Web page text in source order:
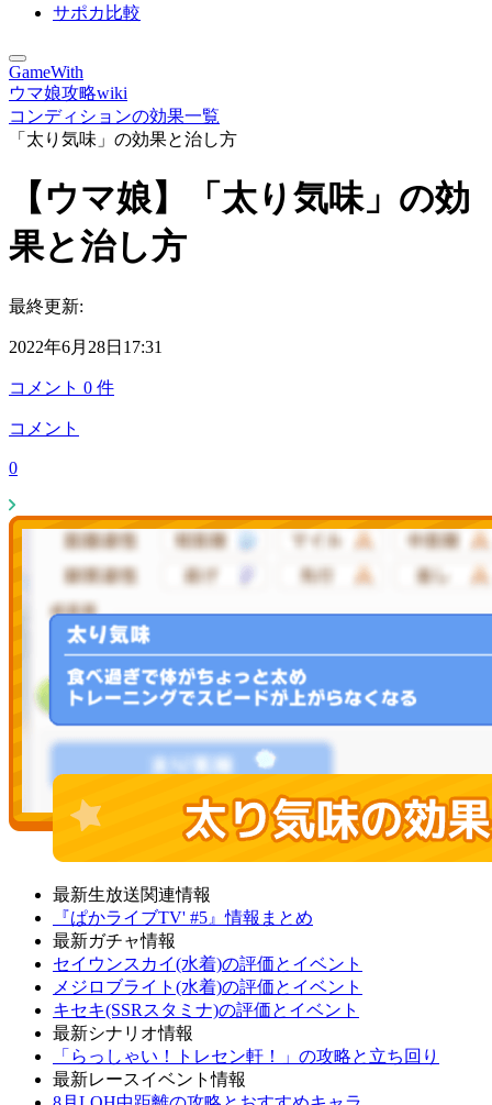
サポカ比較
GameWith
ウマ娘攻略wiki
コンディションの効果一覧
「太り気味」の効果と治し方
【ウマ娘】「太り気味」の効
果と治し方
最終更新:
2022年6月28日17:31
コメント 0 件
コメント
0
最新生放送関連情報
『ぱかライブTV' #5』情報まとめ
最新ガチャ情報
セイウンスカイ(水着)の評価とイベント
メジロブライト(水着)の評価とイベント
キセキ(SSRスタミナ)の評価とイベント
最新シナリオ情報
「らっしゃい！トレセン軒！」の攻略と立ち回り
最新レースイベント情報